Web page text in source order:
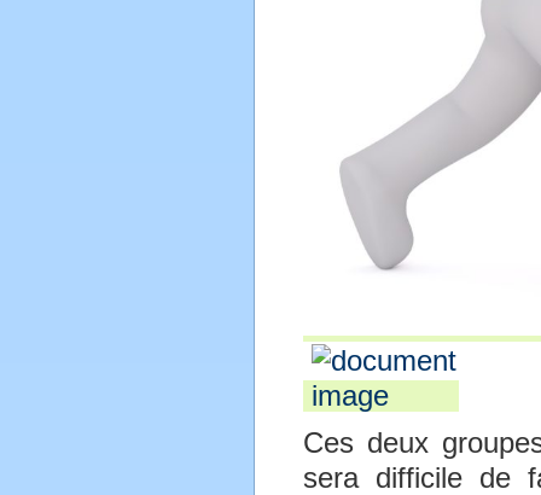
Ces deux
sera difficile de